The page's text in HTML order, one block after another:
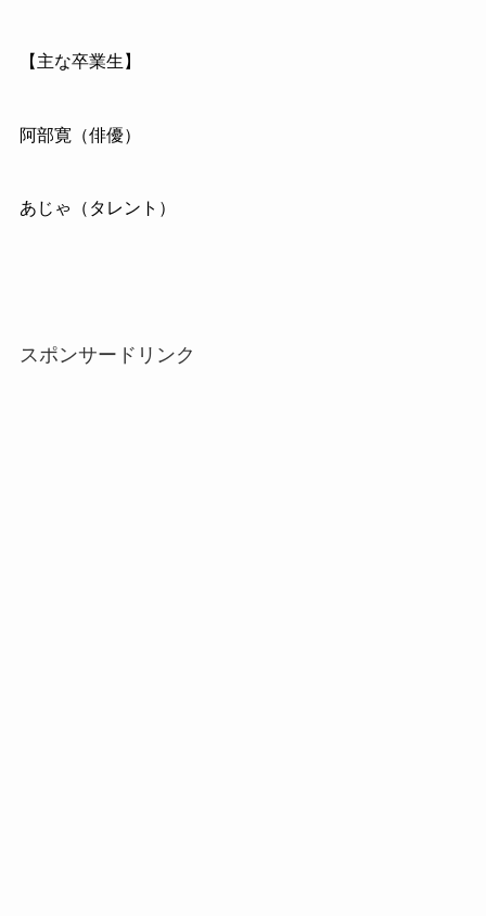
【主な卒業生】
阿部寛（俳優）
あじゃ（タレント）
スポンサードリンク